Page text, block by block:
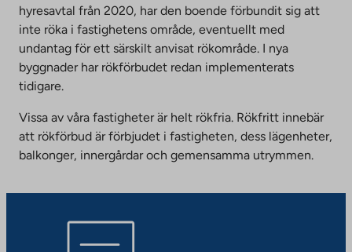
hyresavtal från 2020, har den boende förbundit sig att
inte röka i fastighetens område, eventuellt med
undantag för ett särskilt anvisat rökområde. I nya
byggnader har rökförbudet redan implementerats
tidigare.
Vissa av våra fastigheter är helt rökfria. Rökfritt innebär
att rökförbud är förbjudet i fastigheten, dess lägenheter,
balkonger, innergårdar och gemensamma utrymmen.